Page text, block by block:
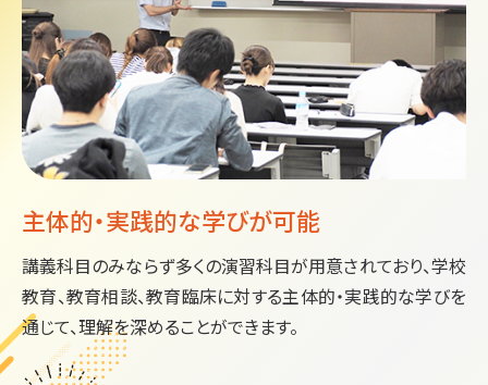
主体的・実践的な学びが可能
講義科目のみならず多くの演習科目が用意されており、学校
教育、教育相談、教育臨床に対する主体的・実践的な学びを
通じて、理解を深めることができます。